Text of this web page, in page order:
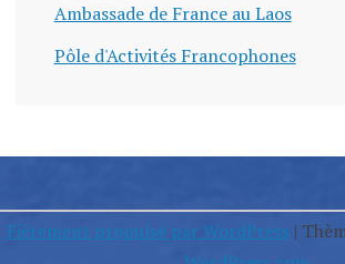
Ambassade de France au Laos
Pôle d'Activités Francophones
Fièrement propulsé par WordPress |